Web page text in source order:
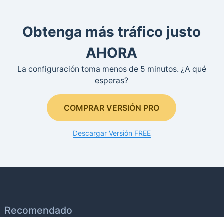
Obtenga más tráfico justo
AHORA
La configuración toma menos de 5 minutos. ¿A qué
esperas?
COMPRAR VERSIÓN PRO
Descargar Versión FREE
Recomendado